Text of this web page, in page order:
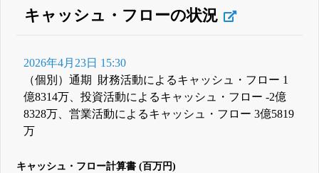
登録すると永久30%OFFと米株版の先行利用も付きます
キャッシュ・フローの状況
2026年4月23日 15:30
（個別）通期 財務活動によるキャッシュ・フロー 1
億8314万、投資活動によるキャッシュ・フロー -2億
8328万、営業活動によるキャッシュ・フロー 3億5819
万
キャッシュ・フロー計算書 (百万円)